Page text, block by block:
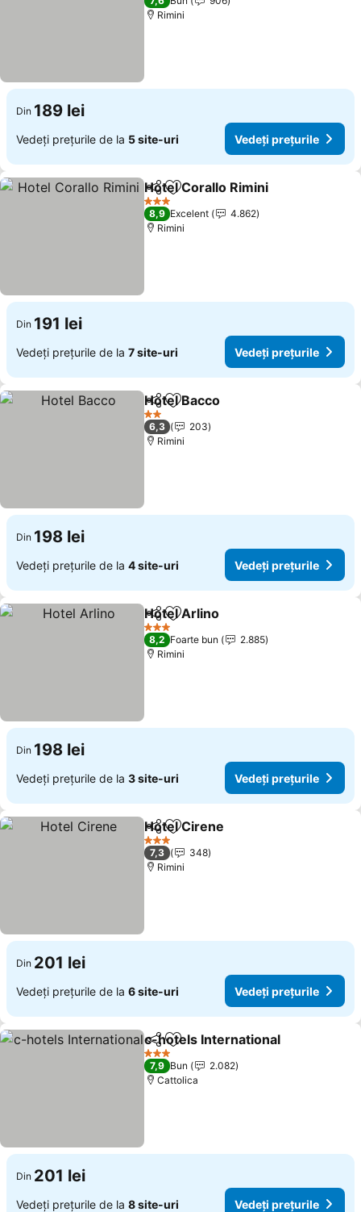
Rimini
Din 189 lei
Vedeți prețurile de la 5 site-uri Vedeți prețurile
DistribuițiAdăugaţi la favorite
Hotel Corallo Rimini
3 Stele
8,9 Excelent
4.862
Rimini
Din 191 lei
Vedeți prețurile de la 7 site-uri Vedeți prețurile
DistribuițiAdăugaţi la favorite
Hotel Bacco
2 Stele
6,3
203
Rimini
Din 198 lei
Vedeți prețurile de la 4 site-uri Vedeți prețurile
DistribuițiAdăugaţi la favorite
Hotel Arlino
3 Stele
8,2 Foarte bun
2.885
Rimini
Din 198 lei
Vedeți prețurile de la 3 site-uri Vedeți prețurile
DistribuițiAdăugaţi la favorite
Hotel Cirene
3 Stele
7,3
348
Rimini
Din 201 lei
Vedeți prețurile de la 6 site-uri Vedeți prețurile
DistribuițiAdăugaţi la favorite
c-hotels International
3 Stele
7,9 Bun
2.082
Cattolica
Din 201 lei
Vedeți prețurile de la 8 site-uri Vedeți prețurile